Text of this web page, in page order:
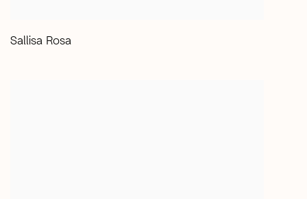
Sallisa Rosa